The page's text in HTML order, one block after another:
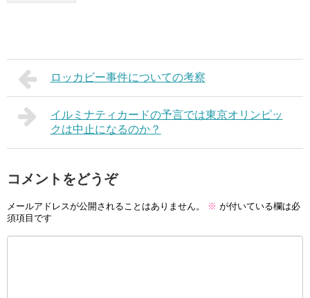
ロッカビー事件についての考察
イルミナティカードの予言では東京オリンピッ
クは中止になるのか？
コメントをどうぞ
メールアドレスが公開されることはありません。 ※ が付いている欄は必
須項目です